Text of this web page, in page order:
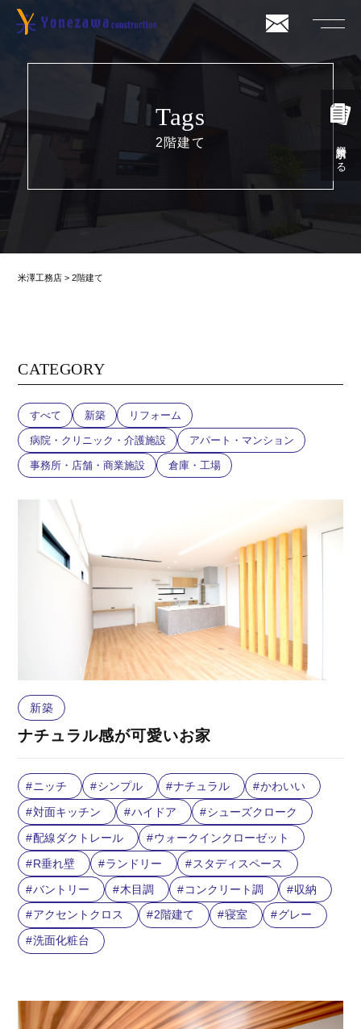
資料請求する
Tags
2階建て
米澤工務店 >2階建て
CATEGORY
すべて 新築 リフォーム
病院・クリニック・介護施設 アパート・マンション
事務所・店舗・商業施設 倉庫・工場
新築
ナチュラル感が可愛いお家
ニッチ シンプル ナチュラル
かわいい
対面キッチン
ハイドア
シューズクローク
配線ダクトレール
ウォークインクローゼット
R垂れ壁
ランドリー
スタディスペース
バントリー
木目調 コンクリート調
収納
アクセントクロス
2階建て 寝室
グレー
洗面化粧台